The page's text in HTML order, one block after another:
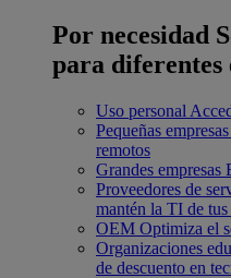
Por necesidad
para diferentes
Uso personal
Pequeñas empresas
remotos
Grandes empresas
Proveedores de
mantén la TI de
OEM Optimiza el
Organizaciones
de descuento en